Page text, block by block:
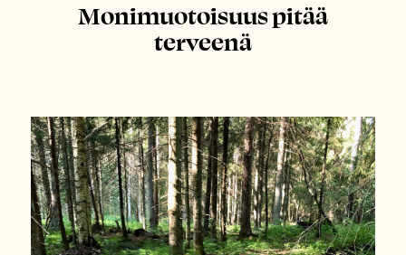
Monimuotoisuus pitää
terveenä